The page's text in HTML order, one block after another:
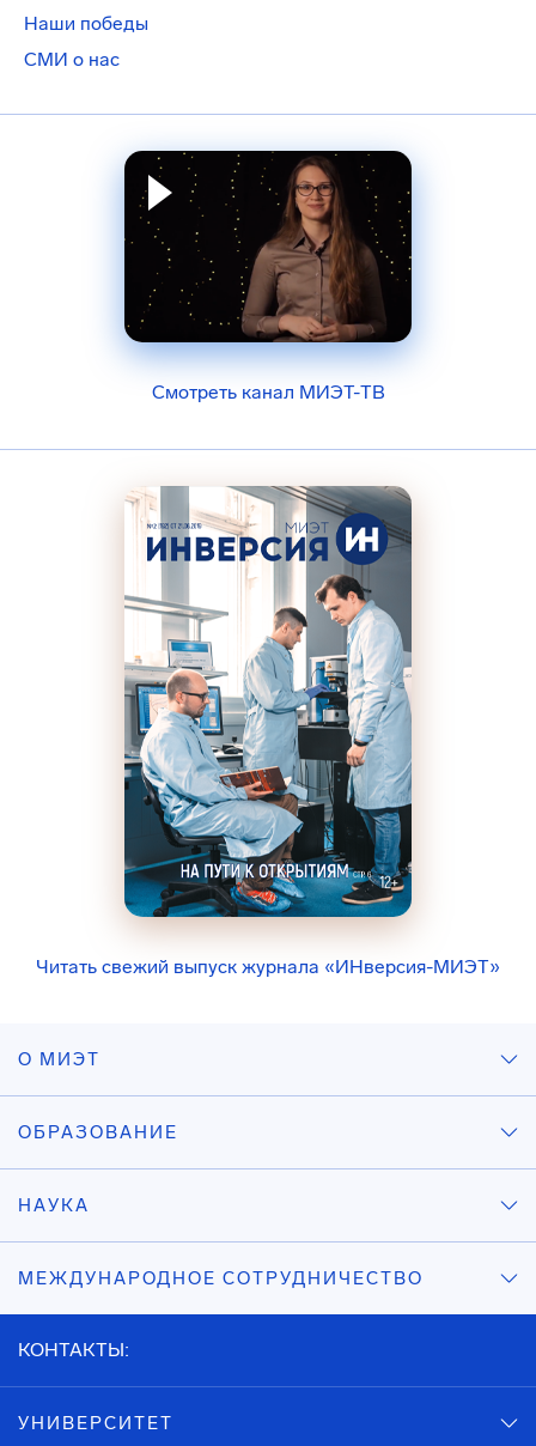
Наши победы
СМИ о нас
Смотреть канал МИЭТ-ТВ
Читать свежий выпуск журнала «ИНверсия-МИЭТ»
О МИЭТ
ОБРАЗОВАНИЕ
НАУКА
МЕЖДУНАРОДНОЕ СОТРУДНИЧЕСТВО
КОНТАКТЫ:
УНИВЕРСИТЕТ